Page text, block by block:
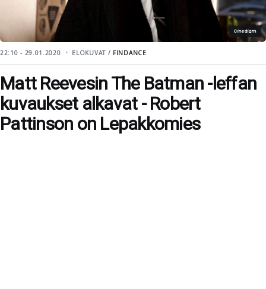
Cinedigm
22:10 - 29.01.2020 ELOKUVAT / FINDANCE
Matt Reevesin The Batman -leffan
kuvaukset alkavat - Robert
Pattinson on Lepakkomies